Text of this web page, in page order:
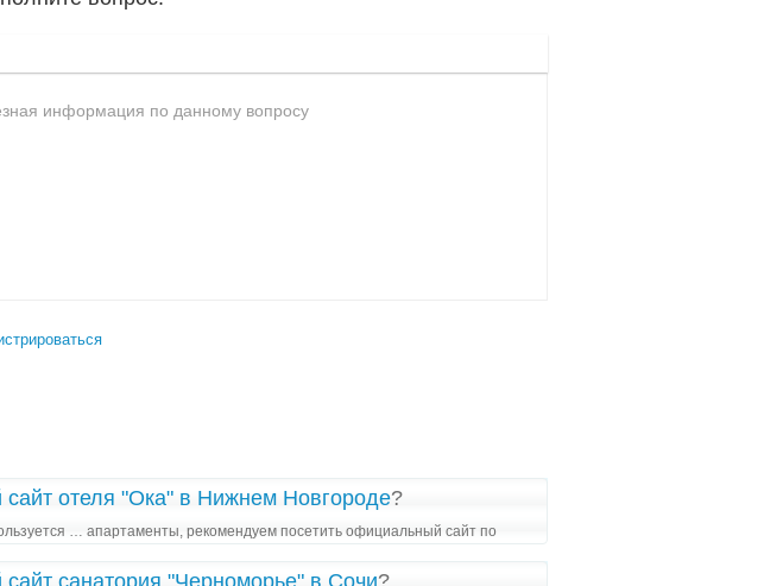
отеля "Ока" в Нижнем Новгороде?
… апартаменты, рекомендуем посетить официальный сайт по
санатория "Черноморье" в Сочи?